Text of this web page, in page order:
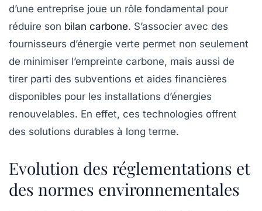
d’une entreprise joue un rôle fondamental pour
réduire son bilan carbone. S’associer avec des
fournisseurs d’énergie verte permet non seulement
de minimiser l’empreinte carbone, mais aussi de
tirer parti des subventions et aides financières
disponibles pour les installations d’énergies
renouvelables. En effet, ces technologies offrent
des solutions durables à long terme.
Evolution des réglementations et
des normes environnementales